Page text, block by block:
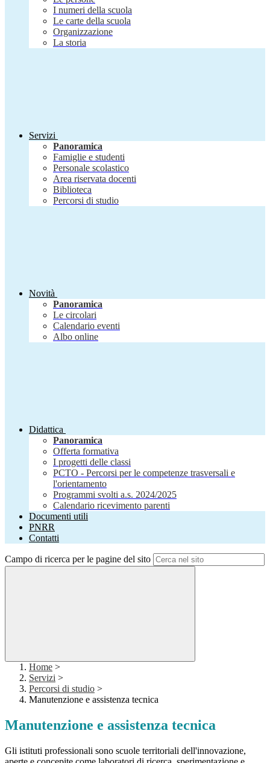
I numeri della scuola
Le carte della scuola
Organizzazione
La storia
Servizi
Panoramica
Famiglie e studenti
Personale scolastico
Area riservata docenti
Biblioteca
Percorsi di studio
Novità
Panoramica
Le circolari
Calendario eventi
Albo online
Didattica
Panoramica
Offerta formativa
I progetti delle classi
PCTO - Percorsi per le competenze trasversali e
l'orientamento
Programmi svolti a.s. 2024/2025
Calendario ricevimento parenti
Documenti utili
PNRR
Contatti
Campo di ricerca per le pagine del sito
Home >
Servizi >
Percorsi di studio >
Manutenzione e assistenza tecnica
Manutenzione e assistenza tecnica
Gli istituti professionali sono scuole territoriali dell'innovazione,